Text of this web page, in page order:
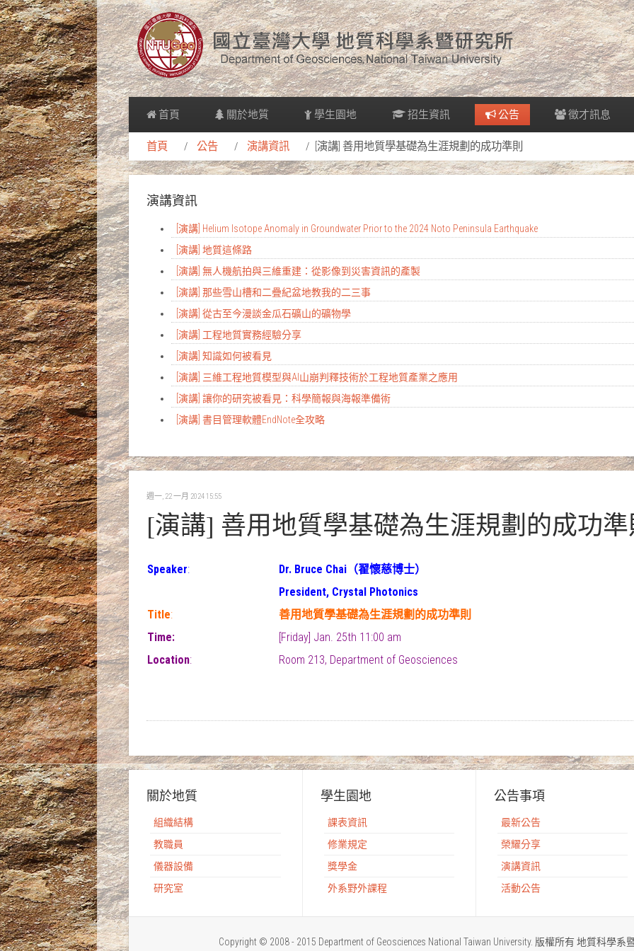
首頁 關於地質 學生園地 招生資訊 公告 徵才訊息
首頁 公告 演講資訊 [演講] 善用地質學基礎為生涯規劃的成功準則
演講資訊
[演講] Helium Isotope Anomaly in Groundwater Prior to the 2024 Noto Peninsula Earthquake
[演講] 地質這條路
[演講] 無人機航拍與三維重建：從影像到災害資訊的產製
[演講] 那些雪山槽和二疊紀盆地教我的二三事
[演講] 從古至今漫談金瓜石礦山的礦物學
[演講] 工程地質實務經驗分享
[演講] 知識如何被看見
[演講] 三維工程地質模型與AI山崩判釋技術於工程地質產業之應用
[演講] 讓你的研究被看見：科學簡報與海報準備術
[演講] 書目管理軟體EndNote全攻略
週一, 22 一月 2024 15:55
[演講] 善用地質學基礎為生涯規劃的成功
Speaker:
Dr. Bruce Chai（翟懷慈博士）
President, Crystal Photonics
Title:
善用地質學基礎為生涯規劃的成功準則
Time:
[Friday] Jan. 25th 11:00 am
Location: Room 213, Department of Geosciences
關於地質
組織結構
教職員
儀器設備
研究室
學生園地
課表資訊
修業規定
獎學金
外系野外課程
公告事項
最新公告
榮耀分享
演講資訊
活動公告
Copyright © 2008 - 2015 Department of Geosciences National Taiwan University. 版權所有 地質科學